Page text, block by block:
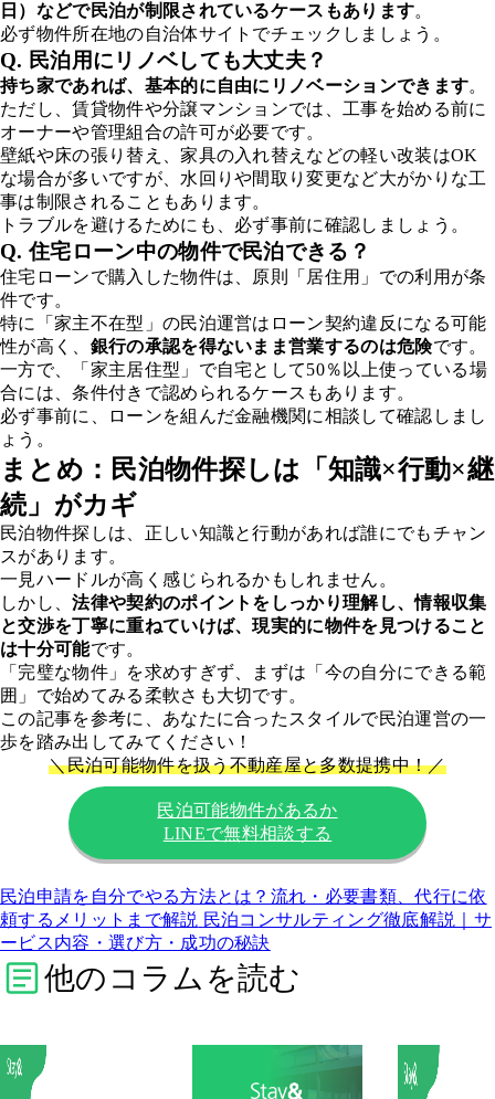
日）などで民泊が制限されているケースもあります。
必ず物件所在地の自治体サイトでチェックしましょう。
Q. 民泊用にリノベしても大丈夫？
持ち家であれば、基本的に自由にリノベーションできます。
ただし、賃貸物件や分譲マンションでは、工事を始める前に
オーナーや管理組合の許可が必要です。
壁紙や床の張り替え、家具の入れ替えなどの軽い改装はOK
な場合が多いですが、水回りや間取り変更など大がかりな工
事は制限されることもあります。
トラブルを避けるためにも、必ず事前に確認しましょう。
Q. 住宅ローン中の物件で民泊できる？
住宅ローンで購入した物件は、原則「居住用」での利用が条
件です。
特に「家主不在型」の民泊運営はローン契約違反になる可能
性が高く、 銀行の承認を得ないまま営業するのは危険です。
一方で、「家主居住型」で自宅として50％以上使っている場
合には、条件付きで認められるケースもあります。
必ず事前に、ローンを組んだ金融機関に相談して確認しまし
ょう。
まとめ：民泊物件探しは「知識×行動×継
続」がカギ
民泊物件探しは、正しい知識と行動があれば誰にでもチャン
スがあります。
一見ハードルが高く感じられるかもしれません。
しかし、法律や契約のポイントをしっかり理解し、情報収集
と交渉を丁寧に重ねていけば、現実的に物件を見つけること
は十分可能です。
「完璧な物件」を求めすぎず、まずは「今の自分にできる範
囲」で始めてみる柔軟さも大切です。
この記事を参考に、あなたに合ったスタイルで民泊運営の一
歩を踏み出してみてください！
＼民泊可能物件を扱う不動産屋と多数提携中！／
民泊可能物件があるか
LINEで無料相談する
民泊申請を自分でやる方法とは？流れ・必要書類、代行に依
頼するメリットまで解説 民泊コンサルティング徹底解説｜サ
ービス内容・選び方・成功の秘訣
他のコラムを読む